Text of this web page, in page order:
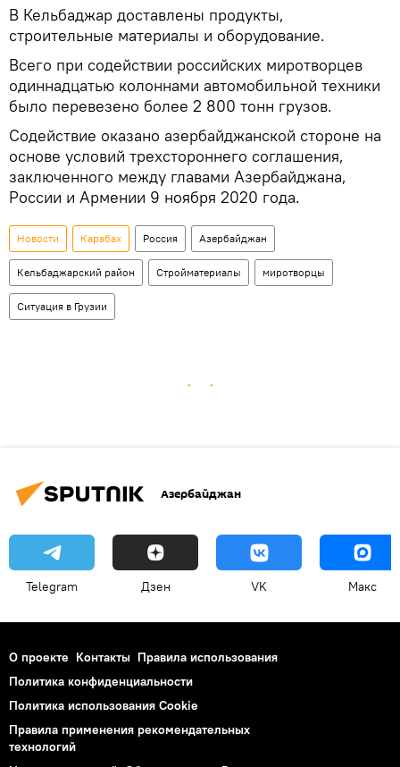
В Кельбаджар доставлены продукты,
строительные материалы и оборудование.
Всего при содействии российских миротворцев
одиннадцатью колоннами автомобильной техники
было перевезено более 2 800 тонн грузов.
Содействие оказано азербайджанской стороне на
основе условий трехстороннего соглашения,
заключенного между главами Азербайджана,
России и Армении 9 ноября 2020 года.
Новости Карабах Россия Азербайджан
Кельбаджарский район Стройматериалы миротворцы
Ситуация в Грузии
Азербайджан
Telegram Дзен VK Макс
О проекте Контакты Правила использования
Политика конфиденциальности
Политика использования Cookie
Правила применения рекомендательных
технологий